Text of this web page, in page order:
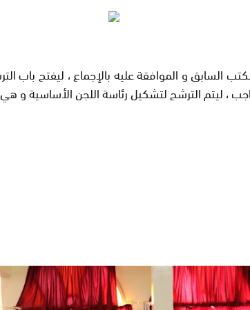
السابق و الموافقة عليه بالإجماع ، ليفتح
، ليتم الترشح لتشكيل رئاسة اللجن الأساسية و